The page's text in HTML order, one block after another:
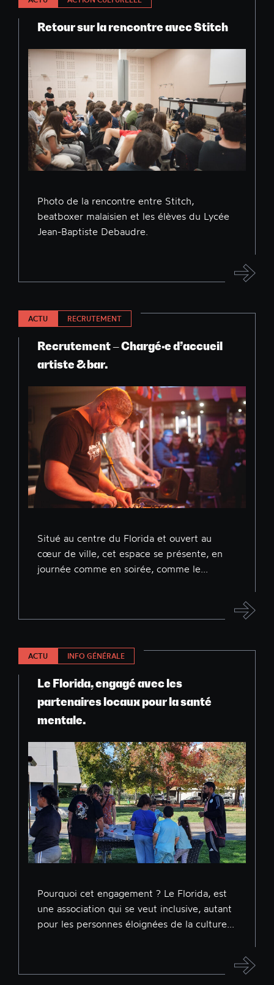
Retour sur la rencontre avec Stitch
Photo de la rencontre entre Stitch,
beatboxer malaisien et les élèves du Lycée
Jean-Baptiste Debaudre.
ACTU RECRUTEMENT
Recrutement – Chargé·e d’accueil
artiste & bar.
Situé au centre du Florida et ouvert au
cœur de ville, cet espace se présente, en
journée comme en soirée, comme le...
ACTU INFO GÉNÉRALE
Le Florida, engagé avec les
partenaires locaux pour la santé
mentale.
Pourquoi cet engagement ? Le Florida, est
une association qui se veut inclusive, autant
pour les personnes éloignées de la culture...